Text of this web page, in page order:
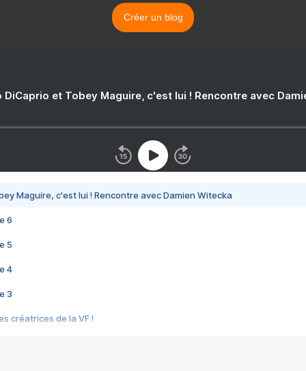
Créer un blog
DiCaprio et Tobey Maguire, c'est lui ! Rencontre avec
Maguire, c'est lui ! Rencontre avec Damien Witecka
6
5
4
3
créatrices de la VF !